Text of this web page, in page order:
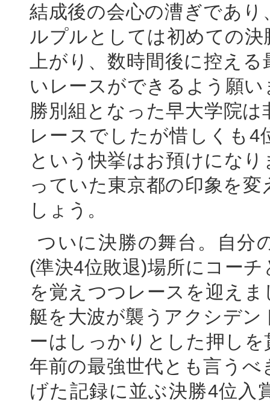
結成後の会心の漕ぎであ
ルプルとしては初めての
上がり、数時間後に控え
いレースができるよう願
勝別組となった早大学院
レースでしたが惜しくも4
という快挙はお預けにな
っていた東京都の印象を
しょう。
ついに決勝の舞台。自分
(準決4位敗退)場所にコー
を覚えつつレースを迎え
艇を大波が襲うアクシデ
ーはしっかりとした押し
年前の最強世代とも言う
げた記録に並ぶ決勝4位入